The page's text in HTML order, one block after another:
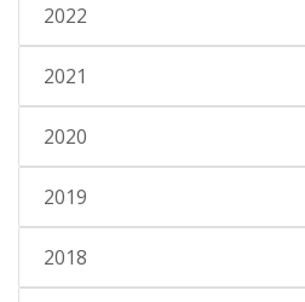
2022
2021
2020
2019
2018